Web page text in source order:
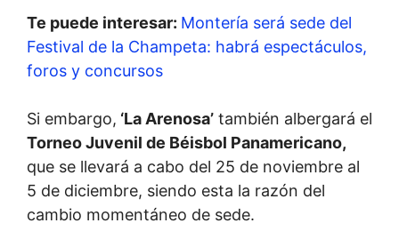
Te puede interesar: Montería será sede del
Festival de la Champeta: habrá espectáculos,
foros y concursos
Si embargo, ‘La Arenosa’ también albergará el
Torneo Juvenil de Béisbol Panamericano,
que se llevará a cabo del 25 de noviembre al
5 de diciembre, siendo esta la razón del
cambio momentáneo de sede.